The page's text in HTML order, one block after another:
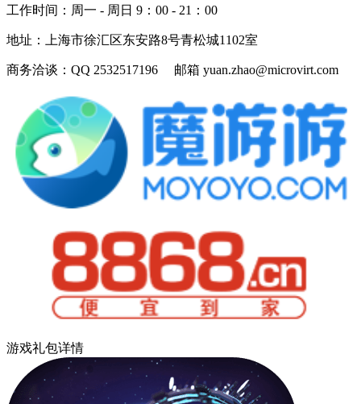
工作时间： 周一 - 周日 9：00 - 21：00
地址： 上海市徐汇区东安路8号青松城1102室
商务洽谈： QQ 2532517196 邮箱 yuan.zhao@microvirt.com
游戏礼包详情